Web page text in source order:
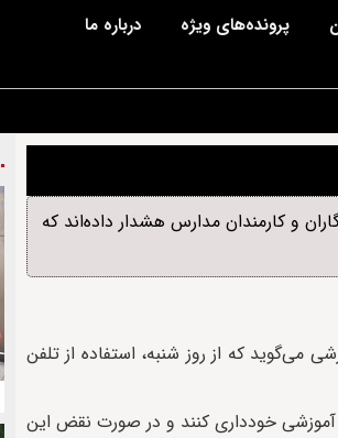
پرونده‌های ویژه درباره ما
و کارمندان مدارس هشدار داده‌اند که
می‌گوید که از روز شنبه، استفاده از تلفن
خودداری کنند و در صورت نقض این